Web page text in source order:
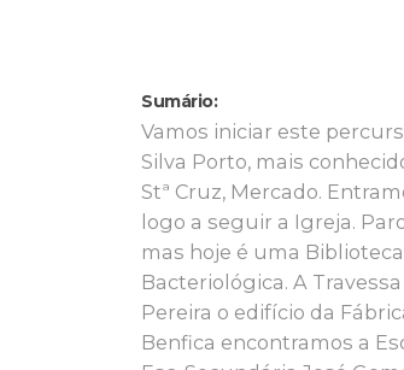
Sumário:
Vamos iniciar este
Silva Porto, mais
Stª Cruz, Mercado.
logo a seguir a Igreja.
mas hoje é uma
Bacteriológica. A
Pereira o edifício da
Benfica encontramos a